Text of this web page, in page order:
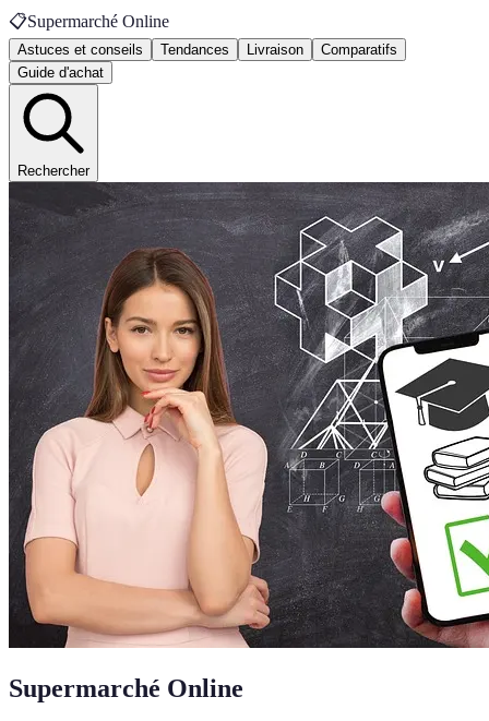
📋Supermarché Online
Astuces et conseils Tendances Livraison
Comparatifs
Guide d'achat
Rechercher
Supermarché Online